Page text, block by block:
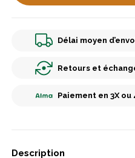
Délai moyen
Retours et
Paiement en 3X
Description